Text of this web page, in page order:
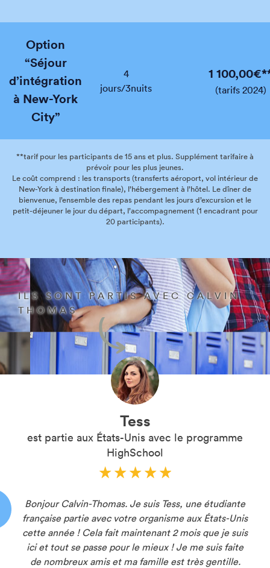
Option
“Séjour
d’intégration
à New-York
City”
4
jours/3nuits
1
(tarifs 2024)
**tarif pour les participants de 15 ans et plus. Supplément tarifaire à
prévoir pour les plus jeunes.
Le coût comprend : les transports (transferts aéroport, vol intérieur de
New-York à destination finale), l’hébergement à l’hôtel. Le dîner de
bienvenue, l’ensemble des repas pendant les jours d’excursion et le
petit-déjeuner le jour du départ, l’accompagnement (1 encadrant pour
20 participants).
ILS SONT PARTIS AVEC CALVIN
THOMAS
Tess
est partie aux États-Unis avec le programme
HighSchool
Bonjour Calvin-Thomas. Je suis Tess, une étudiante
française partie avec votre organisme aux États-Unis
cette année ! Cela fait maintenant 2 mois que je suis
ici et tout se passe pour le mieux ! Je me suis faite
de nombreux amis et ma famille est très gentille.